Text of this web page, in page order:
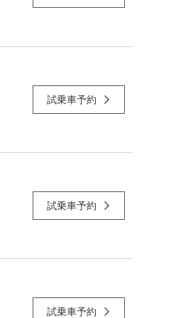
試乗車予約
試乗車予約
試乗車予約